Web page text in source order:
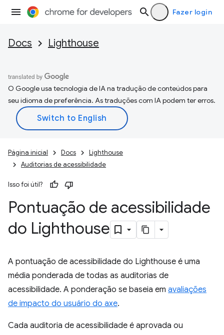
Fazer login
Docs Lighthouse
O Google usa tecnologia de IA na tradução de conteúdos para
seu idioma de preferência. As traduções com IA podem ter erros.
Página inicial Docs
Lighthouse
Auditorias de acessibilidade
Isso foi útil?
Pontuação de acessibilidade
do Lighthouse
A pontuação de acessibilidade do Lighthouse é uma
média ponderada de todas as auditorias de
acessibilidade. A ponderação se baseia em avaliações
de impacto do usuário do axe.
Cada auditoria de acessibilidade é aprovada ou